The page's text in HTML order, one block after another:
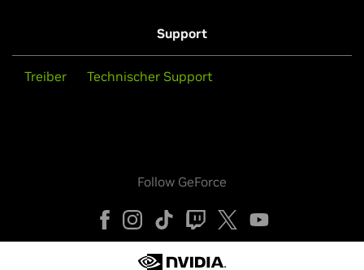
Support
Treiber Technischer Support
Follow GeForce